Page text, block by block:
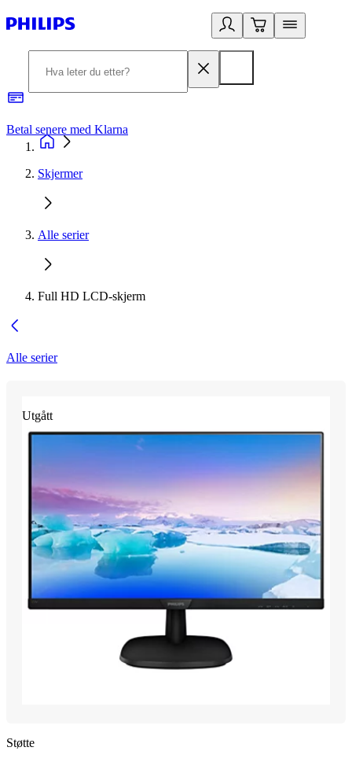
Betal senere med Klarna
Skjermer
Alle serier
Full HD LCD-skjerm
Alle serier
Utgått
Støtte